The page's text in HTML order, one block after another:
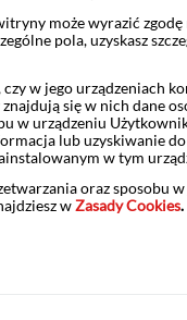
może wyrazić
pola, uzyskasz
w jego urządzeniach
się w nich dane
urządzeniu
lub uzyskiwanie
w tym
oraz sposobu
wZasady Cookies.